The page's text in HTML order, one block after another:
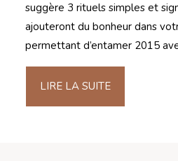
suggère 3 rituels simples et
ajouteront du bonheur dans
permettant d’entamer 2015
LIRE LA SUITE